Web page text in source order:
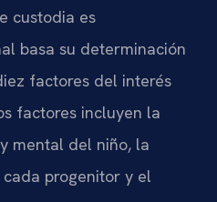
custodia es
basa su determinación
factores del interés
factores incluyen la
mental del niño, la
progenitor y el